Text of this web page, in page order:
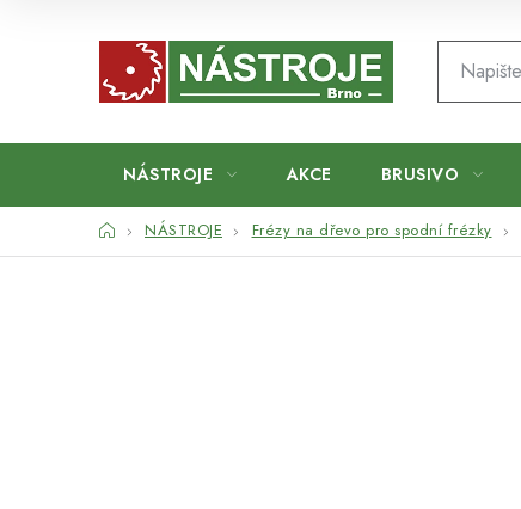
NÁSTROJE AKCE BRUSIVO
DomůNÁSTROJE Frézy na dřevo pro spodní frézky